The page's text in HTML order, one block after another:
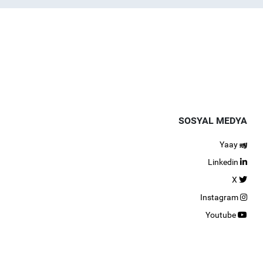
SOSYAL MEDYA
Yaay
Linkedin
X
Instagram
Youtube